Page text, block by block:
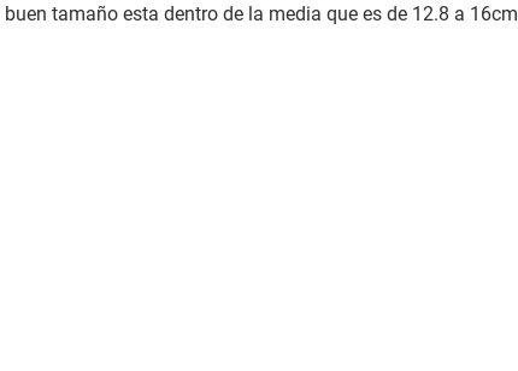
tamaño esta dentro de la media que es de 12.8 a 16cm